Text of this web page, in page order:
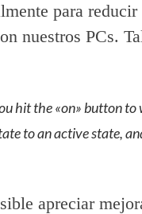
para
nuestros PCs.
hit the «on» button to
to an active state,
apreciar